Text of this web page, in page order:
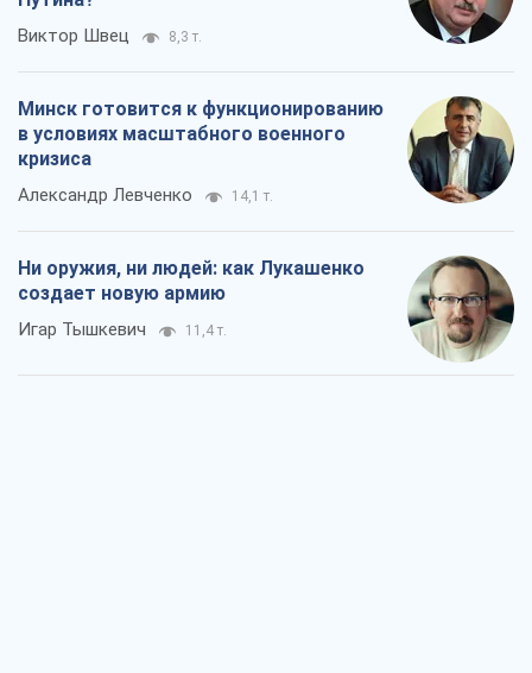
Виктор Швец 8,3 т.
Минск готовится к функционированию
в условиях масштабного военного
кризиса
Александр Левченко 14,1 т.
Ни оружия, ни людей: как Лукашенко
создает новую армию
Игар Тышкевич 11,4 т.